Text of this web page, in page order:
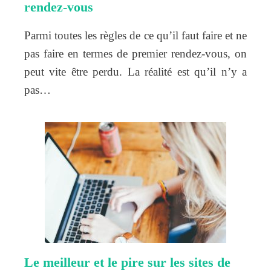
rendez-vous
Parmi toutes les règles de ce qu’il faut faire et ne
pas faire en termes de premier rendez-vous, on
peut vite être perdu. La réalité est qu’il n’y a
pas…
Le meilleur et le pire sur les sites de